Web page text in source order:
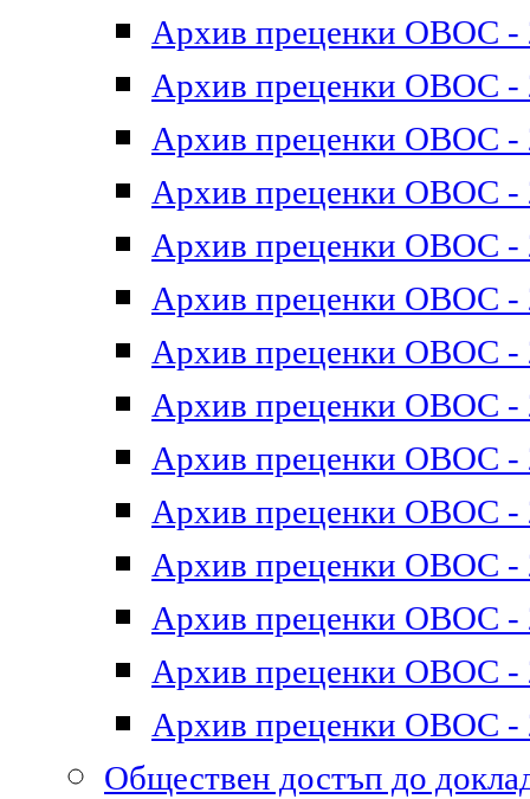
Архив преценки ОВОС -
Архив преценки ОВОС -
Архив преценки ОВОС -
Архив преценки ОВОС -
Архив преценки ОВОС -
Архив преценки ОВОС -
Архив преценки ОВОС -
Архив преценки ОВОС -
Архив преценки ОВОС -
Архив преценки ОВОС -
Архив преценки ОВОС -
Архив преценки ОВОС -
Архив преценки ОВОС -
Архив преценки ОВОС -
Обществен достъп до